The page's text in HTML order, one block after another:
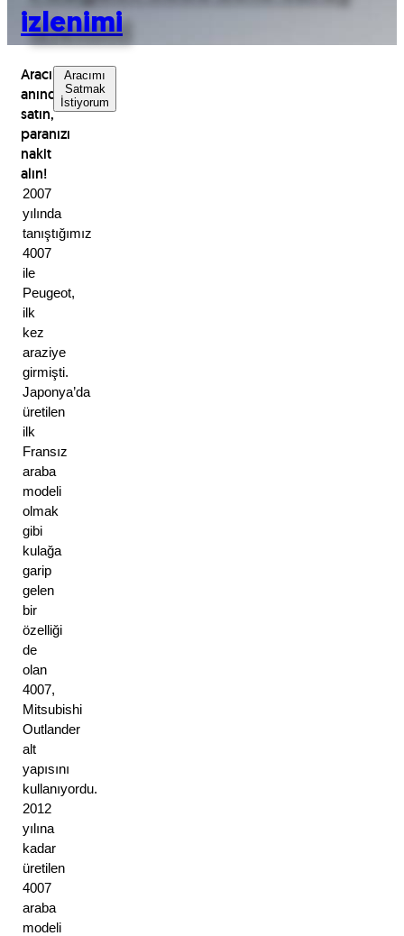
izlenimi
Aracınızı
anında
satın,
paranızı
nakit
alın!
Aracımı
Satmak
İstiyorum
2007
yılında
tanıştığımız
4007
ile
Peugeot,
ilk
kez
araziye
girmişti.
Japonya’da
üretilen
ilk
Fransız
araba
modeli
olmak
gibi
kulağa
garip
gelen
bir
özelliği
de
olan
4007,
Mitsubishi
Outlander
alt
yapısını
kullanıyordu.
2012
yılına
kadar
üretilen
4007
araba
modeli